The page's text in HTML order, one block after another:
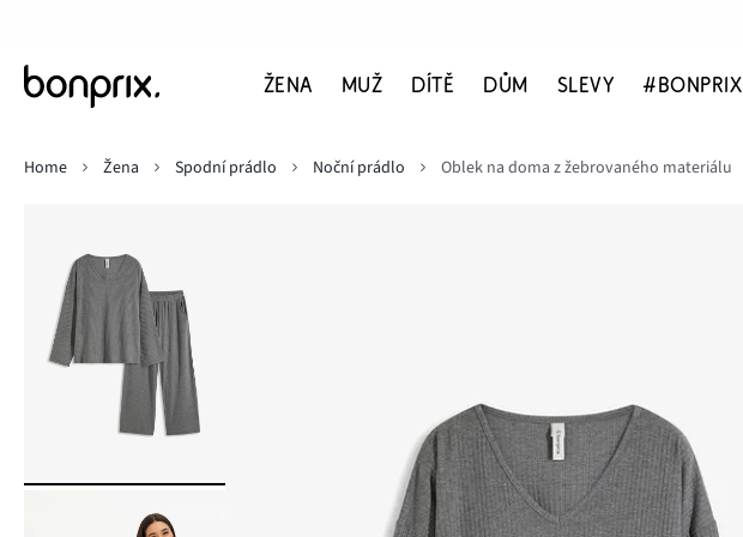
ŽENA MUŽ DÍTĚ DŮM SLEVY #BONPRIX
Home
Žena Spodní prádlo Noční prádlo Oblek na doma z žebrovaného materiálu